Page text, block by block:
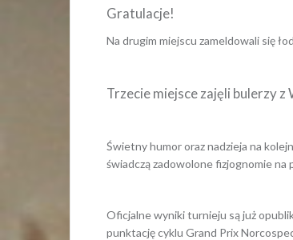
Gratulacje!
Na drugim miejscu zameldowali się
Trzecie miejsce zajęli bulerzy z
Świetny humor oraz nadzieja na
świadczą zadowolone fizjognomie
Oficjalne wyniki turnieju są już
punktację cyklu Grand Prix